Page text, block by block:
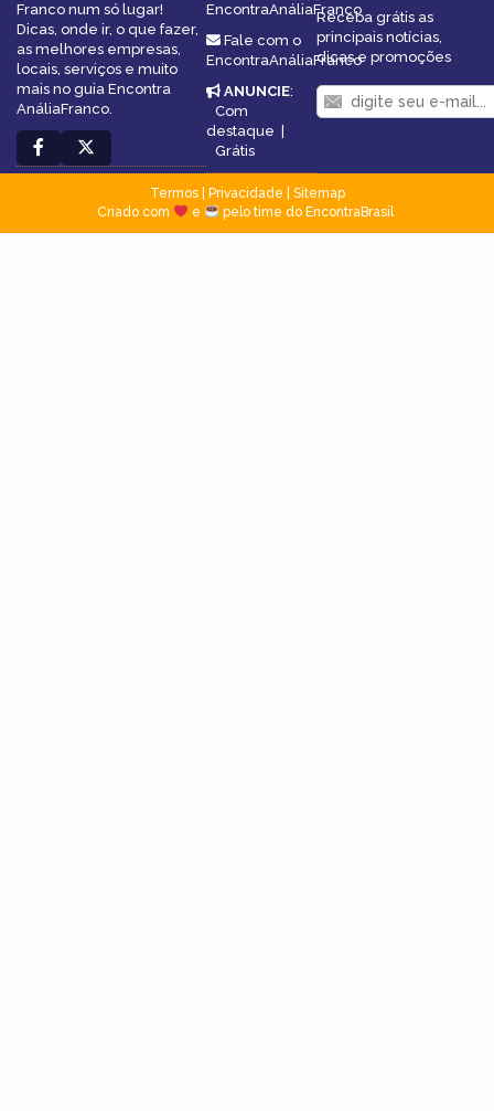
Franco num só lugar!
Dicas, onde ir, o que fazer,
as melhores empresas,
locais, serviços e muito
mais no guia Encontra
AnáliaFranco.
EncontraAnáliaFranco
Fale com o
EncontraAnáliaFranco
ANUNCIE:
Com
destaque
Grátis
Receba grátis as
principais notícias,
dicas e promoções
Termos| Privacidade
Sitemap
Criado com
e pelo time do EncontraBrasil